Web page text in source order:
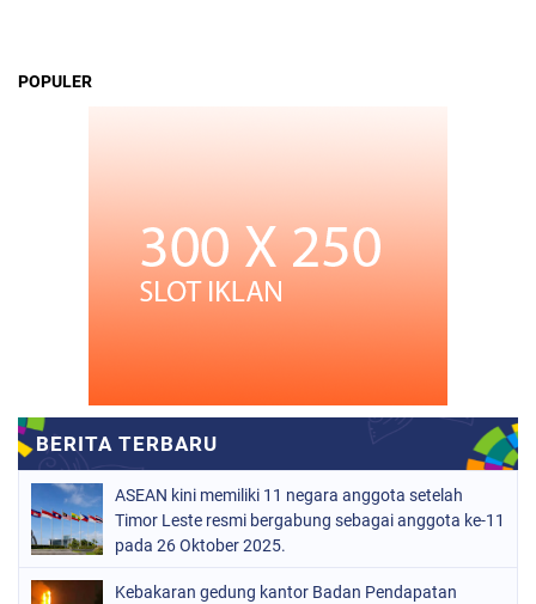
POPULER
ASEAN kini memiliki 11 negara anggota setelah
Timor Leste resmi bergabung sebagai anggota ke-11
pada 26 Oktober 2025.
Kebakaran gedung kantor Badan Pendapatan